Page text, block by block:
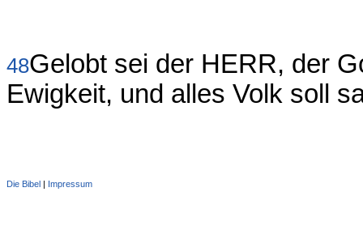
48Gelobt sei der HERR, der
Ewigkeit, und alles Volk soll
Die Bibel | Impressum